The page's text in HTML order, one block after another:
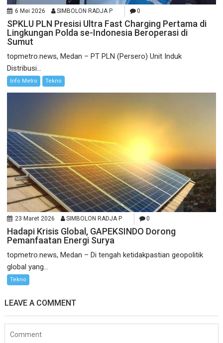
6 Mei 2026 SIMBOLON RADJA P 0
SPKLU PLN Presisi Ultra Fast Charging Pertama di
Lingkungan Polda se-Indonesia Beroperasi di
Sumut
topmetro.news, Medan – PT PLN (Persero) Unit Induk
Distribusi...
Info Metro Tekno
23 Maret 2026 SIMBOLON RADJA P 0
Hadapi Krisis Global, GAPEKSINDO Dorong
Pemanfaatan Energi Surya
topmetro.news, Medan – Di tengah ketidakpastian geopolitik
global yang...
Tekno
LEAVE A COMMENT